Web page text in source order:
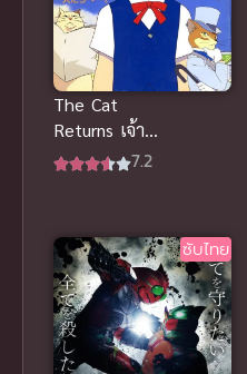
The Cat
Returns เจ้า
แมวยอดนักสืบ
ไทย
7.2
ซับไทย